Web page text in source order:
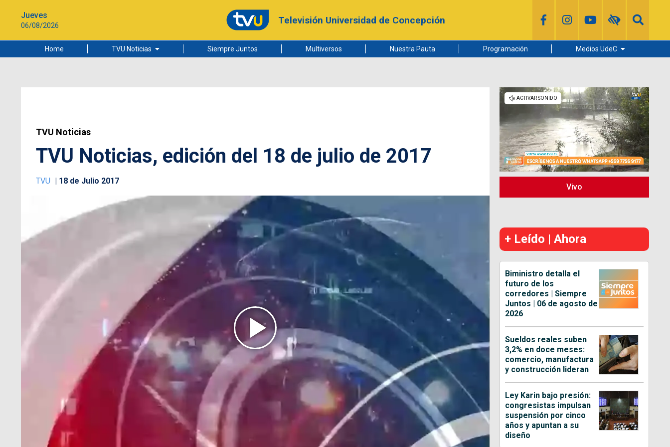
Jueves
06/08/2026 Televisión Universidad de Concepción
Home TVU Noticias
Ciudad
Siempre Juntos Multiversos Nuestra Pauta Programación Medios UdeC
Radio UdeC
Noticias UdeC
La Discusión
TVU Noticias
TVU Noticias, edición del 18 de julio de 2017
TVU 18 de Julio 2017
Vivo
+ Leído | Ahora
Biministro detalla el
futuro de los
corredores | Siempre
Juntos | 06 de agosto de
2026
Sueldos reales suben
3,2% en doce meses:
comercio, manufactura
y construcción lideran
Ley Karin bajo presión:
congresistas impulsan
suspensión por cinco
años y apuntan a su
diseño